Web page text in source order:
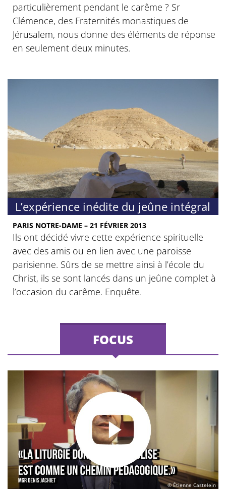
particulièrement pendant le carême ? Sr
Clémence, des Fraternités monastiques de
Jérusalem, nous donne des éléments de réponse
en seulement deux minutes.
L’expérience inédite du jeûne intégral
PARIS NOTRE-DAME – 21 FÉVRIER 2013
Ils ont décidé vivre cette expérience spirituelle
avec des amis ou en lien avec une paroisse
parisienne. Sûrs de se mettre ainsi à l’école du
Christ, ils se sont lancés dans un jeûne complet à
l’occasion du carême. Enquête.
FOCUS
© Étienne Castelein